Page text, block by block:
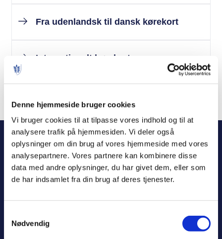
Denne hjemmeside bruger cookies
Vi bruger cookies til at tilpasse vores indhold og til at
analysere trafik på hjemmesiden. Vi deler også
oplysninger om din brug af vores hjemmeside med vores
analysepartnere. Vores partnere kan kombinere disse
data med andre oplysninger, du har givet dem, eller som
de har indsamlet fra din brug af deres tjenester.
Nødvendig
Fra udenlandsk til dansk kørekort
Internationalt kørekort
Husk at bestille tid til Borgerservice
Det er kun muligt at få hjælp i Borgerservice,
hvis du har bestilt tid på forhånd. Skal du have
kommune, hvor du arbejder.